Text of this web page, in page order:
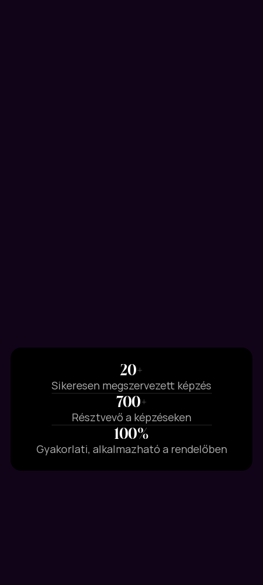
20+
Sikeresen megszervezett képzés
700+
Résztvevő a képzéseken
100%
Gyakorlati, alkalmazható a rendelőben